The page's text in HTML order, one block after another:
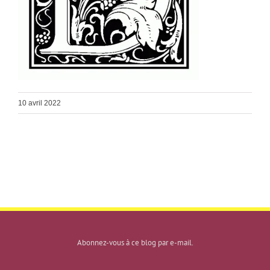
10 avril 2022
Abonnez-vous à ce blog par e-mail.